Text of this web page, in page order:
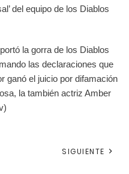
del equipo de los Diablos
la gorra de los Diablos
las declaraciones que
ganó el juicio por difamación
la también actriz Amber
SIGUIENTE